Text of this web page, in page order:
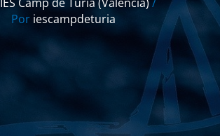
Por iescampdeturia